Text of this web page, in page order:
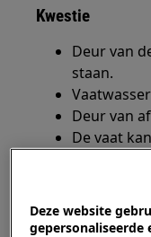
Kwestie
Deur van
staan.
Deur van
De vaat
De deur
geopend.
Deze website
gepersonaliseerde